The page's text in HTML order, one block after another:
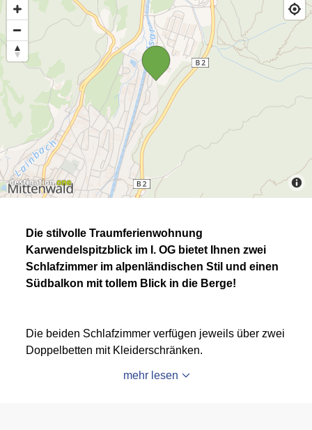
Die stilvolle Traumferienwohnung
Karwendelspitzblick im I. OG bietet Ihnen zwei
Schlafzimmer im alpenländischen Stil und einen
Südbalkon mit tollem Blick in die Berge!
Die beiden Schlafzimmer verfügen jeweils über zwei
Doppelbetten mit Kleiderschränken.
mehr lesen